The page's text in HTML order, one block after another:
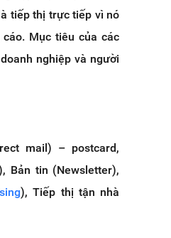
tiếp thị trực tiếp vì nó
Mục tiêu của các
nghiệp và người
mail) – postcard,
Bản tin (Newsletter),
), Tiếp thị tận nhà